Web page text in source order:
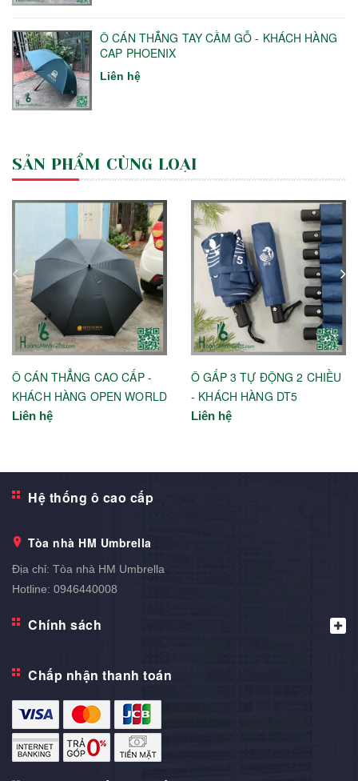
Ô CÁN THẲNG TAY CẦM GỖ - KHÁCH HÀNG
CAP PHOENIX
Liên hệ
SẢN PHẨM CÙNG LOẠI
Ô CÁN THẲNG CAO CẤP -
KHÁCH HÀNG OPEN WORLD
Liên hệ
Ô GẤP 3 TỰ ĐỘNG 2 CHIỀU
- KHÁCH HÀNG DT5
Liên hệ
Hệ thống ô cao cấp
Tòa nhà HM Umbrella
Địa chỉ: Tòa nhà HM Umbrella
Hotline: 0946440008
Chính sách
Chấp nhận thanh toán